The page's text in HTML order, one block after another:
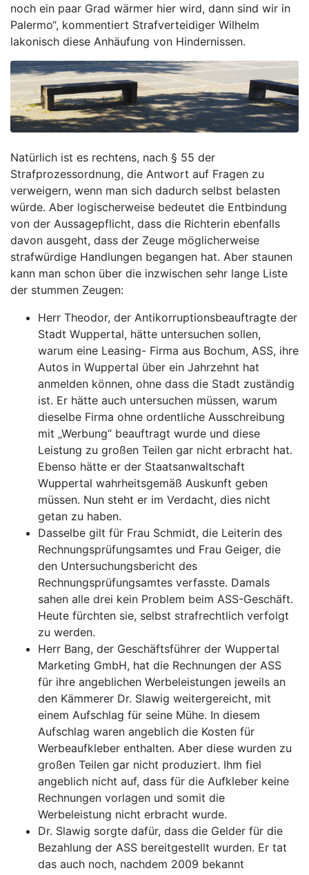
noch ein paar Grad wärmer hier wird, dann sind wir in
Palermo“, kommentiert Strafverteidiger Wilhelm
lakonisch diese Anhäufung von Hindernissen.
Natürlich ist es rechtens, nach § 55 der
Strafprozessordnung, die Antwort auf Fragen zu
verweigern, wenn man sich dadurch selbst belasten
würde. Aber logischerweise bedeutet die Entbindung
von der Aussagepflicht, dass die Richterin ebenfalls
davon ausgeht, dass der Zeuge möglicherweise
strafwürdige Handlungen begangen hat. Aber staunen
kann man schon über die inzwischen sehr lange Liste
der stummen Zeugen:
Herr Theodor, der Antikorruptionsbeauftragte der
Stadt Wuppertal, hätte untersuchen sollen,
warum eine Leasing- Firma aus Bochum, ASS, ihre
Autos in Wuppertal über ein Jahrzehnt hat
anmelden können, ohne dass die Stadt zuständig
ist. Er hätte auch untersuchen müssen, warum
dieselbe Firma ohne ordentliche Ausschreibung
mit „Werbung“ beauftragt wurde und diese
Leistung zu großen Teilen gar nicht erbracht hat.
Ebenso hätte er der Staatsanwaltschaft
Wuppertal wahrheitsgemäß Auskunft geben
müssen. Nun steht er im Verdacht, dies nicht
getan zu haben.
Dasselbe gilt für Frau Schmidt, die Leiterin des
Rechnungsprüfungsamtes und Frau Geiger, die
den Untersuchungsbericht des
Rechnungsprüfungsamtes verfasste. Damals
sahen alle drei kein Problem beim ASS-Geschäft.
Heute fürchten sie, selbst strafrechtlich verfolgt
zu werden.
Herr Bang, der Geschäftsführer der Wuppertal
Marketing GmbH, hat die Rechnungen der ASS
für ihre angeblichen Werbeleistungen jeweils an
den Kämmerer Dr. Slawig weitergereicht, mit
einem Aufschlag für seine Mühe. In diesem
Aufschlag waren angeblich die Kosten für
Werbeaufkleber enthalten. Aber diese wurden zu
großen Teilen gar nicht produziert. Ihm fiel
angeblich nicht auf, dass für die Aufkleber keine
Rechnungen vorlagen und somit die
Werbeleistung nicht erbracht wurde.
Dr. Slawig sorgte dafür, dass die Gelder für die
Bezahlung der ASS bereitgestellt wurden. Er tat
das auch noch, nachdem 2009 bekannt